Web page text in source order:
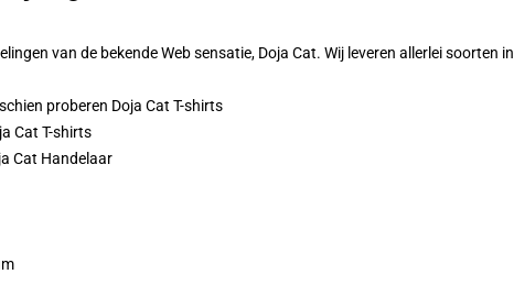
van de bekende Web sensatie, Doja Cat. Wij leveren allerlei soorten in
proberen Doja Cat T-shirts
Cat T-shirts
Cat Handelaar